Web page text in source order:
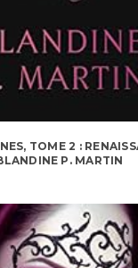
TOME 2 :
P. MARTIN